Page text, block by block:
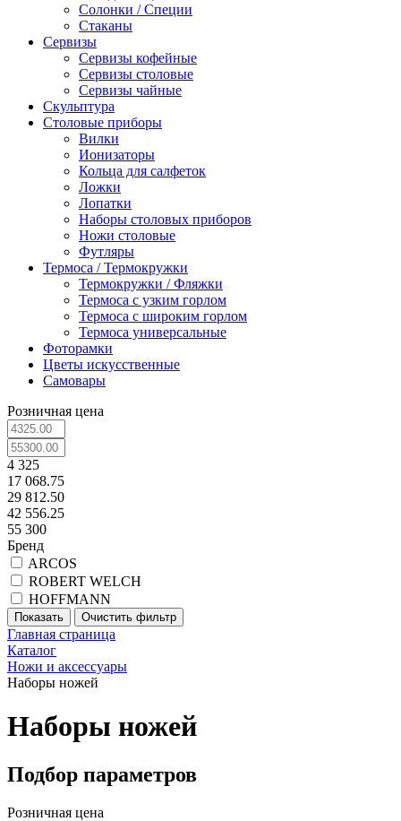
Солонки / Специи
Стаканы
Сервизы
Сервизы кофейные
Сервизы столовые
Сервизы чайные
Скульптура
Столовые приборы
Вилки
Ионизаторы
Кольца для салфеток
Ложки
Лопатки
Наборы столовых приборов
Ножи столовые
Футляры
Термоса / Термокружки
Термокружки / Фляжки
Термоса с узким горлом
Термоса с широким горлом
Термоса универсальные
Фоторамки
Цветы искусственные
Самовары
Розничная цена
4 325
17 068.75
29 812.50
42 556.25
55 300
Бренд
ARCOS
ROBERT WELCH
HOFFMANN
Главная страница
Каталог
Ножи и аксессуары
Наборы ножей
Наборы ножей
Подбор параметров
Розничная цена